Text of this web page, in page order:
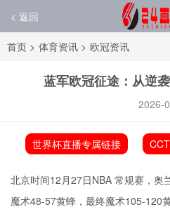
< 返回
首页 > 体育资讯 > 欧冠资讯
蓝军欧冠征途：从逆
2026-
世界杯直播专属链接
北京时间12月27日NBA 常规赛，奥
魔术48-57黄蜂，最终魔术105-120